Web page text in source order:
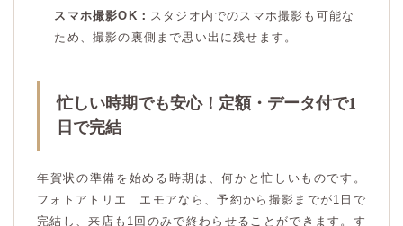
スマホ撮影OK： スタジオ内でのスマホ撮影も可能な
ため、撮影の裏側まで思い出に残せます。
忙しい時期でも安心！定額・データ付で1
日で完結
年賀状の準備を始める時期は、何かと忙しいものです。
フォトアトリエ エモアなら、予約から撮影までが1日で
完結し、来店も1回のみで終わらせることができます。す